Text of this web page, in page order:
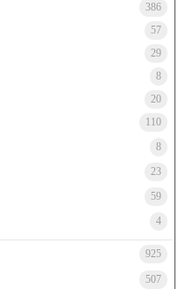
386
57
29
8
20
110
8
23
59
4
925
507